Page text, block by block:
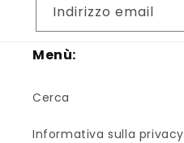
Indirizzo email
Menù:
Cerca
Informativa sulla privacy